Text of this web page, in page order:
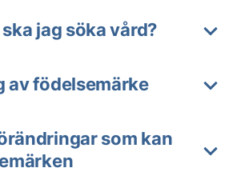
jag söka vård?
av födelsemärke
som kan